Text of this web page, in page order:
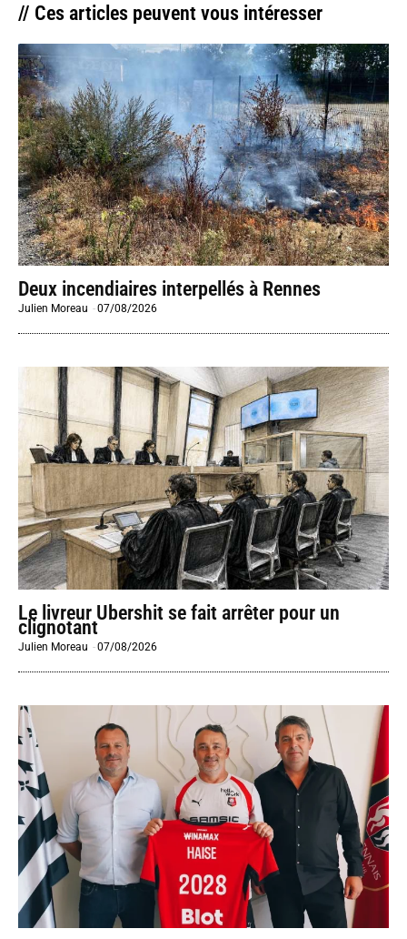
// Ces articles peuvent vous intéresser
Deux incendiaires interpellés à Rennes
Julien Moreau -07/08/2026
Le livreur Ubershit se fait arrêter pour un
clignotant
Julien Moreau -07/08/2026